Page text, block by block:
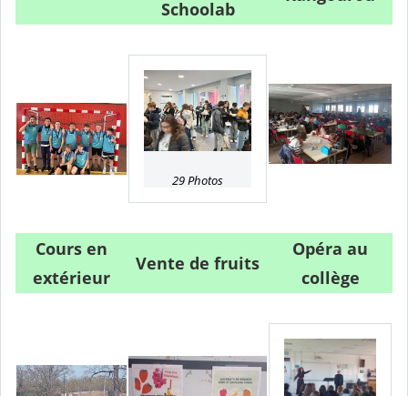
Schoolab
29 Photos
Cours en
extérieur
Vente de fruits
Opéra au
collège